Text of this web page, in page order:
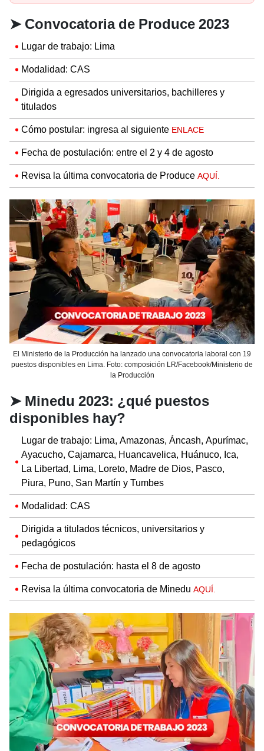
➤ Convocatoria de Produce 2023
Lugar de trabajo: Lima
Modalidad: CAS
Dirigida a egresados universitarios, bachilleres y
titulados
Cómo postular: ingresa al siguiente ENLACE
Fecha de postulación: entre el 2 y 4 de agosto
Revisa la última convocatoria de Produce AQUÍ.
El Ministerio de la Producción ha lanzado una convocatoria laboral con 19
puestos disponibles en Lima. Foto: composición LR/Facebook/Ministerio de
la Producción
➤ Minedu 2023: ¿qué puestos
disponibles hay?
Lugar de trabajo: Lima, Amazonas, Áncash, Apurímac,
Ayacucho, Cajamarca, Huancavelica, Huánuco, Ica,
La Libertad, Lima, Loreto, Madre de Dios, Pasco,
Piura, Puno, San Martín y Tumbes
Modalidad: CAS
Dirigida a titulados técnicos, universitarios y
pedagógicos
Fecha de postulación: hasta el 8 de agosto
Revisa la última convocatoria de Minedu AQUÍ.